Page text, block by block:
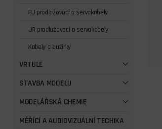
FU prodlužovací a servokabely
JR prodlužovací a servokabely
Kabely a bužírky
VRTULE
STAVBA MODELU
MODELÁŘSKÁ CHEMIE
MĚŘÍCÍ A AUDIOVIZUÁLNÍ TECHIKA